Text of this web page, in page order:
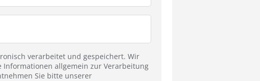
verarbeitet und gespeichert. Wir
Informationen allgemein zur Verarbeitung
Sie bitte unserer